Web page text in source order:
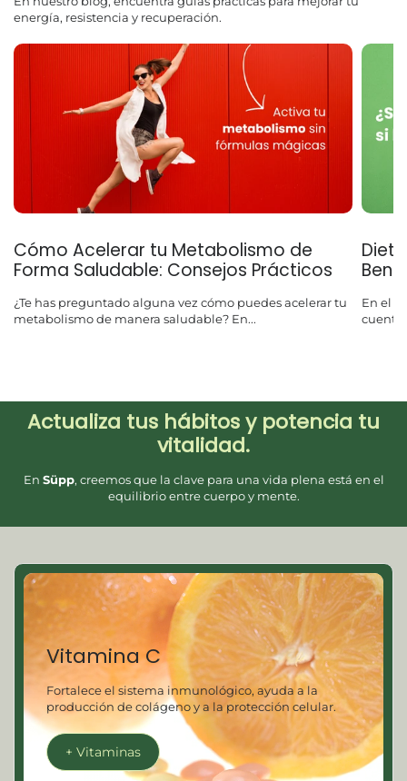
energía, resistencia y recuperación.
Cómo Acelerar tu Metabolismo de
Forma Saludable: Consejos Prácticos
¿Te has preguntado alguna vez cómo puedes acelerar tu
metabolismo de manera saludable? En...
En el
Actualiza tus hábitos y potencia tu
vitalidad.
En Süpp, creemos que la clave para una vida plena está en el
equilibrio entre cuerpo y mente.
Vitamina C
Fortalece el sistema inmunológico, ayuda a la
producción de colágeno y a la protección celular.
+ Vitaminas